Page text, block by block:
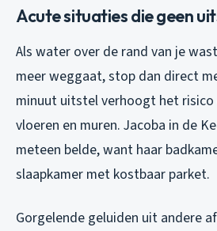
Acute situaties die geen
Als water over de rand van je
meer weggaat, stop dan direct
minuut uitstel verhoogt het risico
vloeren en muren. Jacoba in de
meteen belde, want haar
slaapkamer met kostbaar parket.
Gorgelende geluiden uit andere